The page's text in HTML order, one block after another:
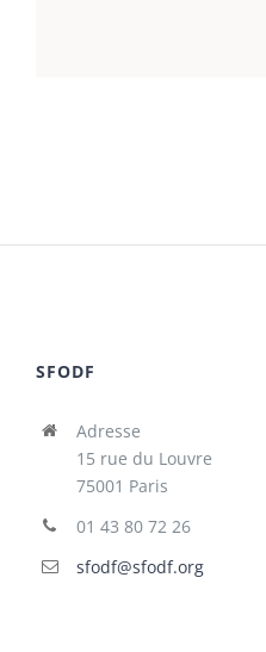
SFODF
Adresse
15 rue du Louvre
75001 Paris
01 43 80 72 26
sfodf@sfodf.org